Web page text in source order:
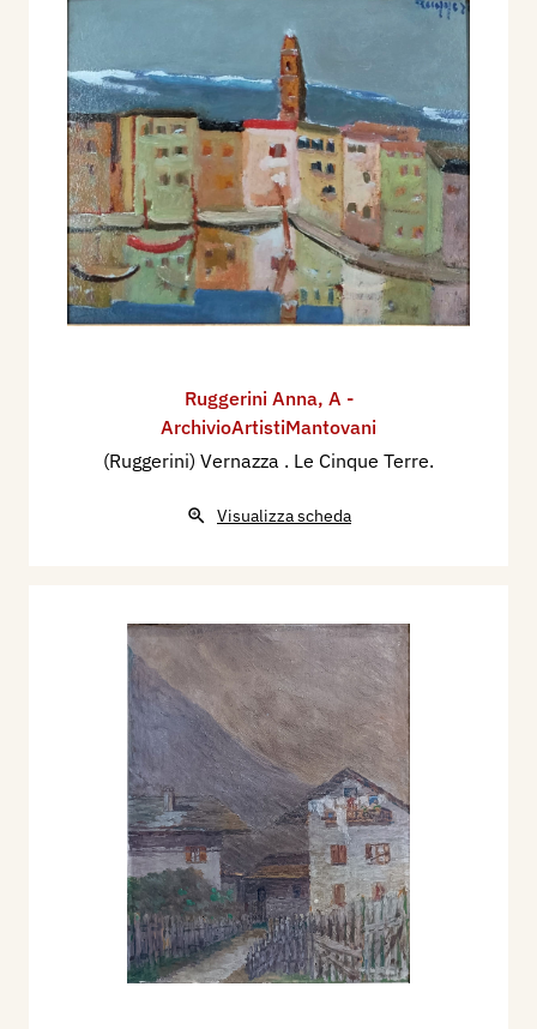
Ruggerini Anna, A -
ArchivioArtistiMantovani
(Ruggerini) Vernazza . Le Cinque Terre.
Visualizza scheda